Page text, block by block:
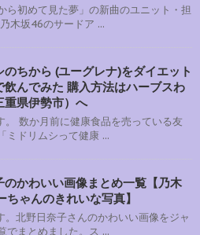
ら初めて見た夢」の新曲のユニット・担
木坂46のサードア ...
のちから (ユーグレナ)をダイエット
飲んでみた 購入方法はハーブスわ
重県伊勢市）へ
。 数か月前に健康食品を売っている友
ミドリムシって健康 ...
のかわいい画像まとめ一覧【乃木
ちゃんのきれいな写真】
。北野日奈子さんのかわいい画像をジャ
でまとめました。ス ...